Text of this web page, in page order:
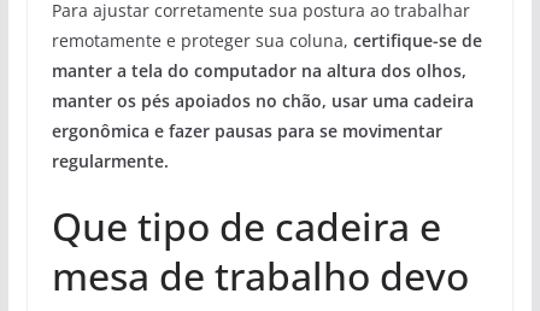
Para ajustar corretamente sua postura ao trabalhar
remotamente e proteger sua coluna, certifique-se de
manter a tela do computador na altura dos olhos,
manter os pés apoiados no chão, usar uma cadeira
ergonômica e fazer pausas para se movimentar
regularmente.
Que tipo de cadeira e
mesa de trabalho devo